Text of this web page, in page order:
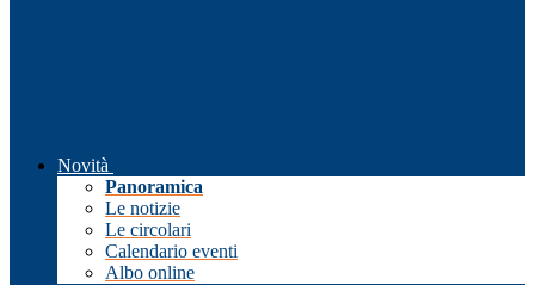
Novità
Panoramica
Le notizie
Le circolari
Calendario eventi
Albo online